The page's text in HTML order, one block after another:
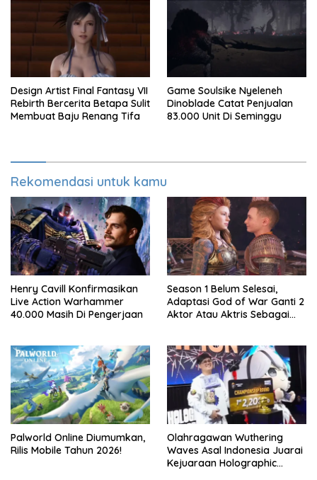
Design Artist Final Fantasy VII
Rebirth Bercerita Betapa Sulit
Membuat Baju Renang Tifa
Game Soulsike Nyeleneh
Dinoblade Catat Penjualan
83.000 Unit Di Seminggu
Rekomendasi untuk kamu
Henry Cavill Konfirmasikan
Live Action Warhammer
40.000 Masih Di Pengerjaan
Season 1 Belum Selesai,
Adaptasi God of War Ganti 2
Aktor Atau Aktris Sebagai
Palworld Online Diumumkan,
Rilis Mobile Tahun 2026!
Olahragawan Wuthering
Waves Asal Indonesia Juarai
Kejuaraan Holographic